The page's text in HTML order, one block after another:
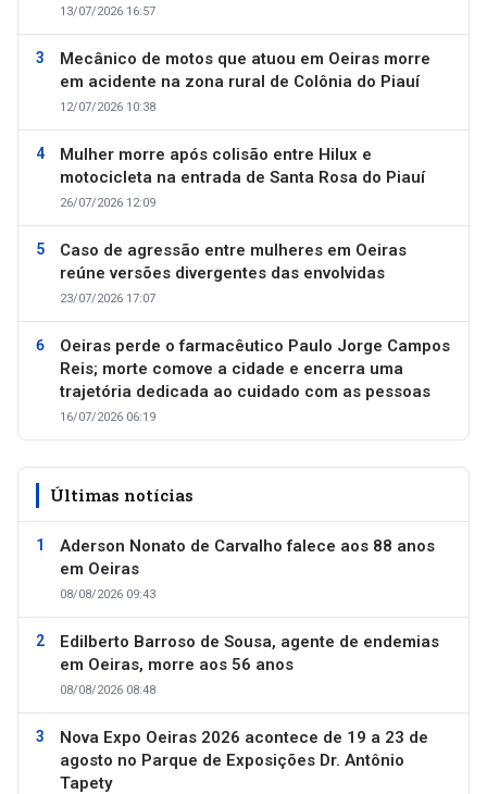
13/07/2026 16:57
Mecânico de motos que atuou em Oeiras morre
em acidente na zona rural de Colônia do Piauí
12/07/2026 10:38
Mulher morre após colisão entre Hilux e
motocicleta na entrada de Santa Rosa do Piauí
26/07/2026 12:09
Caso de agressão entre mulheres em Oeiras
reúne versões divergentes das envolvidas
23/07/2026 17:07
Oeiras perde o farmacêutico Paulo Jorge Campos
Reis; morte comove a cidade e encerra uma
trajetória dedicada ao cuidado com as pessoas
16/07/2026 06:19
Últimas notícias
Aderson Nonato de Carvalho falece aos 88 anos
em Oeiras
08/08/2026 09:43
Edilberto Barroso de Sousa, agente de endemias
em Oeiras, morre aos 56 anos
08/08/2026 08:48
Nova Expo Oeiras 2026 acontece de 19 a 23 de
agosto no Parque de Exposições Dr. Antônio
Tapety